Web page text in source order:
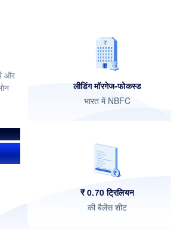
और
लीडिंग मॉरगेज-फोकस्ड
भारत में NBFC
₹ 0.70 ट्रिलियन
की बैलेंस शीट